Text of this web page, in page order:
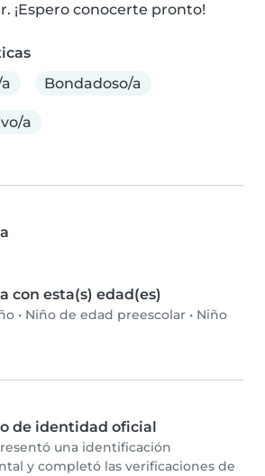
¡Espero conocerte pronto!
Bondadoso/a
a
con esta(s) edad(es)
• Niño de edad preescolar • Niño
de identidad oficial
una identificación
y completó las verificaciones de